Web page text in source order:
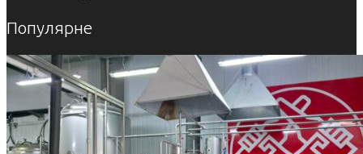
Популярне